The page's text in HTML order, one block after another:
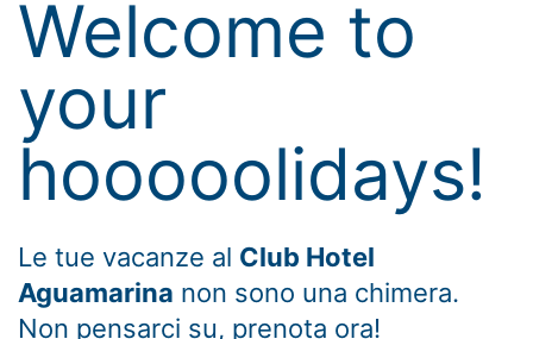
Welcome to
your
hooooolidays!
Le tue vacanze al Club Hotel
Aguamarina non sono una chimera.
Non pensarci su, prenota ora!